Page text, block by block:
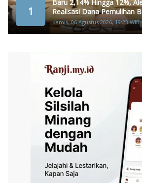
1
Baru 2,14% Hingga 12%,
Realisasi Dana Pemulihan
Kamis, 06 Agustus 2026, 19:23 WIB